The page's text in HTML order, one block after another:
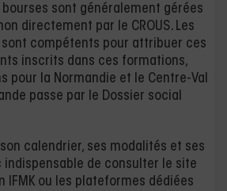
sont généralement gérées
directement par le CROUS. Les
compétents pour attribuer ces
inscrits dans ces formations,
pour la Normandie et le Centre-Val
passe par le Dossier social
calendrier, ses modalités et ses
indispensable de consulter le site
IFMK ou les plateformes dédiées